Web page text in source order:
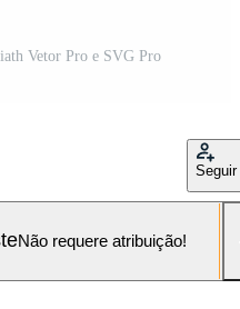
Vetor Pro e SVG Pro
Seguir
Não requere atribuição!